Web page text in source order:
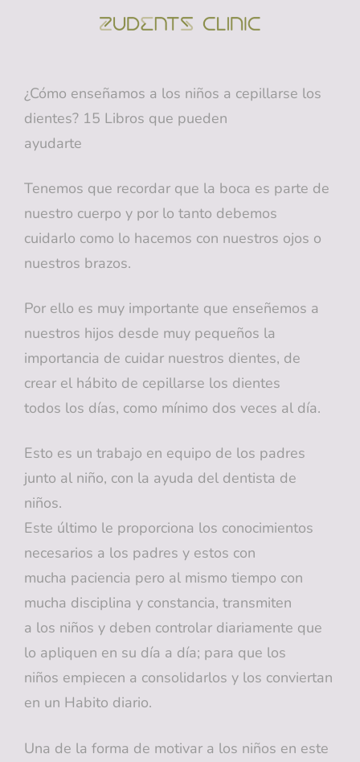
¿Cómo enseñamos a los niños a cepillarse los
dientes? 15 Libros que pueden
ayudarte
Tenemos que recordar que la boca es parte de
nuestro cuerpo y por lo tanto debemos
cuidarlo como lo hacemos con nuestros ojos o
nuestros brazos.
Por ello es muy importante que enseñemos a
nuestros hijos desde muy pequeños la
importancia de cuidar nuestros dientes, de
crear el hábito de cepillarse los dientes
todos los días, como mínimo dos veces al día.
Esto es un trabajo en equipo de los padres
junto al niño, con la ayuda del dentista de
niños.
Este último le proporciona los conocimientos
necesarios a los padres y estos con
mucha paciencia pero al mismo tiempo con
mucha disciplina y constancia, transmiten
a los niños y deben controlar diariamente que
lo apliquen en su día a día; para que los
niños empiecen a consolidarlos y los conviertan
en un Habito diario.
Una de la forma de motivar a los niños en este